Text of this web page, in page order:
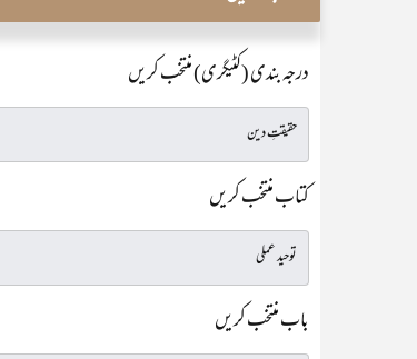
درجہ بندی (کٹیگری) منتخب کریں
کتاب منتخب کریں
باب منتخب کریں